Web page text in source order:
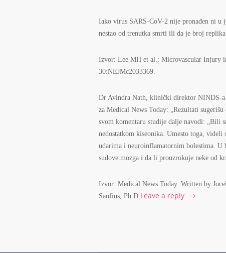
Iako virus SARS-CoV-2 nije pronađen ni u
nestao od trenutka smrti ili da je broj
Izvor: Lee MH et al.: Microvascular Injury
30:NEJMc2033369.
Dr Avindra Nath, klinički direktor NINDS-
za Medical News Today: „Rezultati
svom komentaru studije dalje navodi: „Bili
nedostatkom kiseonika. Umesto toga, videli
udarima i neuroinflamatornim bolestima.
sudove mozga i da li prouzrokuje neke od
Izvor: Medical News Today. Written by
Sanfins, Ph.D Leave a reply